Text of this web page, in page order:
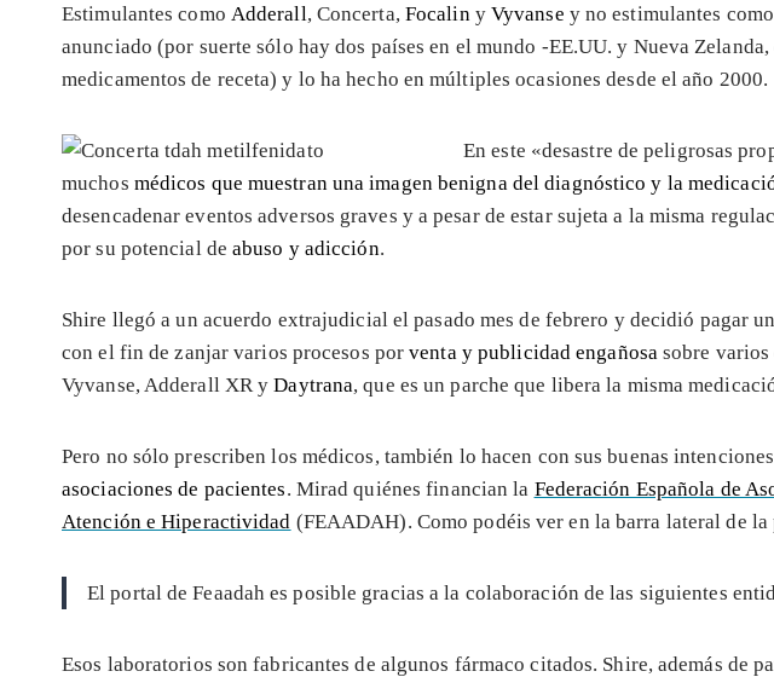
Estimulantes como Adderall, Concerta, Focaliny Vyvanse y no estimulantes
anunciado (por suerte sólo hay dos países en el mundo -EE.UU. y Nueva
medicamentos de receta) y lo ha hecho en múltiples ocasiones desde el año 2000.
En este «desastre de peligrosas
muchos médicos que muestran una imagen benigna del diagnóstico y la
desencadenar eventos adversos graves y a pesar de estar sujeta a la misma
por su potencial de abuso y adicción.
Shire llegó a un acuerdo extrajudicial el pasado mes de febrero y decidió pagar
con el fin de zanjar varios procesos porventa y publicidad engañosasobre varios
Vyvanse, Adderall XR yDaytrana, que es un parche que libera la misma
Pero no sólo prescriben los médicos, también lo hacen con sus buenas
asociaciones de pacientes. Mirad quiénes financian la Federación Española de
Atención e Hiperactividad (FEAADAH). Como podéis ver en la barra lateral de la
El portal de Feaadah es posible gracias a la colaboración de las siguientes
Esos laboratorios son fabricantes de algunos fármaco citados. Shire, además de